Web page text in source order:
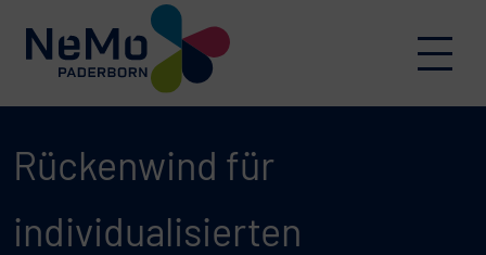
Menu
Rückenwind für
individualisierten